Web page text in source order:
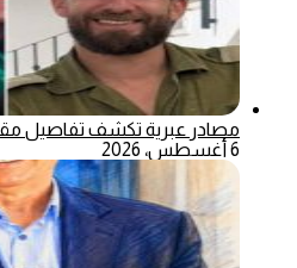
مصادر عبرية تكشف تفاصيل
6 أغسطس، 2026